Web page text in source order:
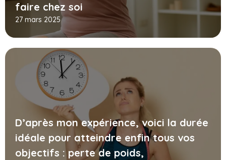
faire chez soi
27 mars 2025
D’après mon expérience, voici la durée
idéale pour atteindre enfin tous vos
objectifs : perte de poids,